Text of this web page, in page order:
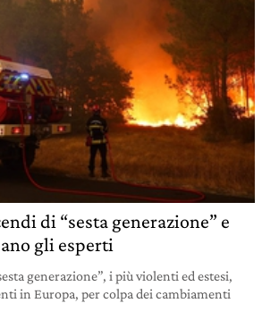
di “sesta generazione” e
gli esperti
generazione”, i più violenti ed estesi,
in Europa, per colpa dei cambiamenti